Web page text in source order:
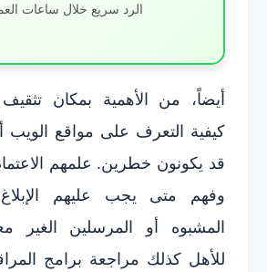
الرد سريع خلال ساعات
أيضاً، من الأهمية بمكان
كيفية التعرف على مواقع الويب
قد يكونون خطرين. علمهم
وفهم متى يجب عليهم
المشبوه أو المرسلين الغير
للأهل كذلك مراجعة برامج